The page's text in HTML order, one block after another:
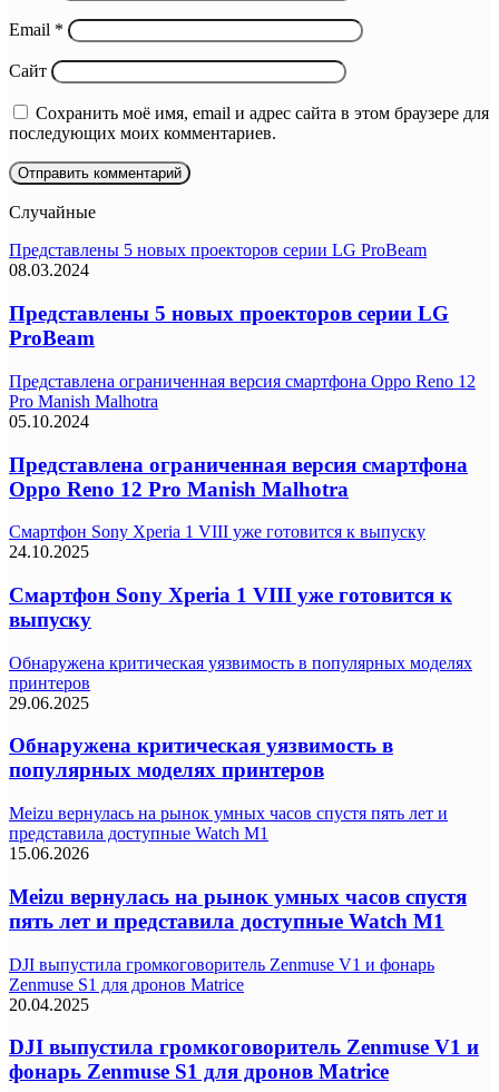
Email *
Сайт
Сохранить моё имя, email и адрес сайта в этом браузере для
последующих моих комментариев.
Случайные
Представлены 5 новых проекторов серии LG ProBeam
08.03.2024
Представлены 5 новых проекторов серии LG
ProBeam
Представлена ограниченная версия смартфона Oppo Reno 12
Pro Manish Malhotra
05.10.2024
Представлена ограниченная версия смартфона
Oppo Reno 12 Pro Manish Malhotra
Смартфон Sony Xperia 1 VIII уже готовится к выпуску
24.10.2025
Смартфон Sony Xperia 1 VIII уже готовится к
выпуску
Обнаружена критическая уязвимость в популярных моделях
принтеров
29.06.2025
Обнаружена критическая уязвимость в
популярных моделях принтеров
Meizu вернулась на рынок умных часов спустя пять лет и
представила доступные Watch M1
15.06.2026
Meizu вернулась на рынок умных часов спустя
пять лет и представила доступные Watch M1
DJI выпустила громкоговоритель Zenmuse V1 и фонарь
Zenmuse S1 для дронов Matrice
20.04.2025
DJI выпустила громкоговоритель Zenmuse V1 и
фонарь Zenmuse S1 для дронов Matrice